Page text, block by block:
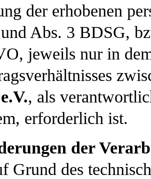
der erhobenen
Abs. 3 BDSG,
jeweils nur in
e.V., als
erforderlich ist.
der
Grund des